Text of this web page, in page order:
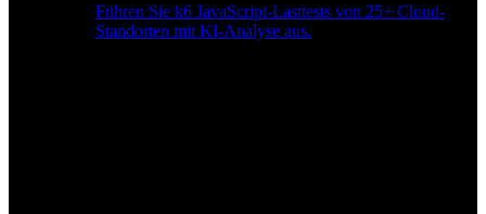
Führen Sie k6 JavaScript-Lasttests von 25+ Cloud-
Standorten mit KI-Analyse aus.